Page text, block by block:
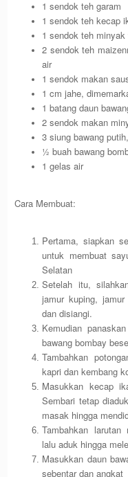
1 sendok teh garam
1 sendok teh kecap
1 sendok teh minyak
2 sendok teh
air
1 sendok makan
1 cm jahe,
1 batang daun
2 sendok makan
3 siung bawang
½ buah bawang
1 gelas air
Cara Membuat:
Pertama, siapkan
untuk membuat
Selatan
Setelah itu,
jamur kuping,
dan disiangi.
Kemudian
bawang bombay
Tambahkan
kapri dan kembang
Masukkan kecap
Sembari tetap
masak hingga
Tambahkan larutan
lalu aduk hingga
Masukkan daun
sebentar dan angkat